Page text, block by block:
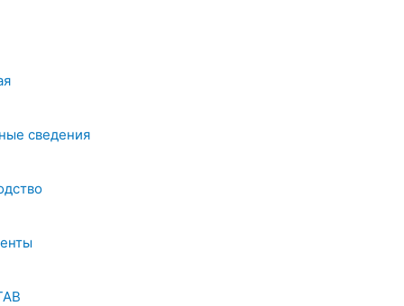
сведения